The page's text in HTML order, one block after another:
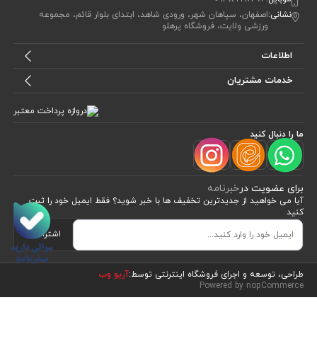
مشاهده محصولات(7)
نشانی:اصفهان، سپاهان شهر، ورودی شاهد، ابتدای بلوار قائم، مجموعه
ورزشی ولایت، فروشگاه پرهلو
اطلاعات
خدمات مشتریان
ما را دنبال کنید
برای عضویت درخبرنامه
آیا می خواهید از جدید‌ترین تخفیف‌ ها با‌ خبر شوید؟ فقط ایمیل خود را ثبت
کنید
اشتراک
طراحی، توسعه و اجرای فروشگاه اینترنتی توسط:آریو وب
Powered by nopCommerce